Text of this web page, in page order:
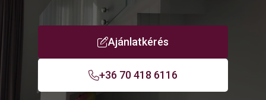
Ajánlatkérés
+36 70 418 6116